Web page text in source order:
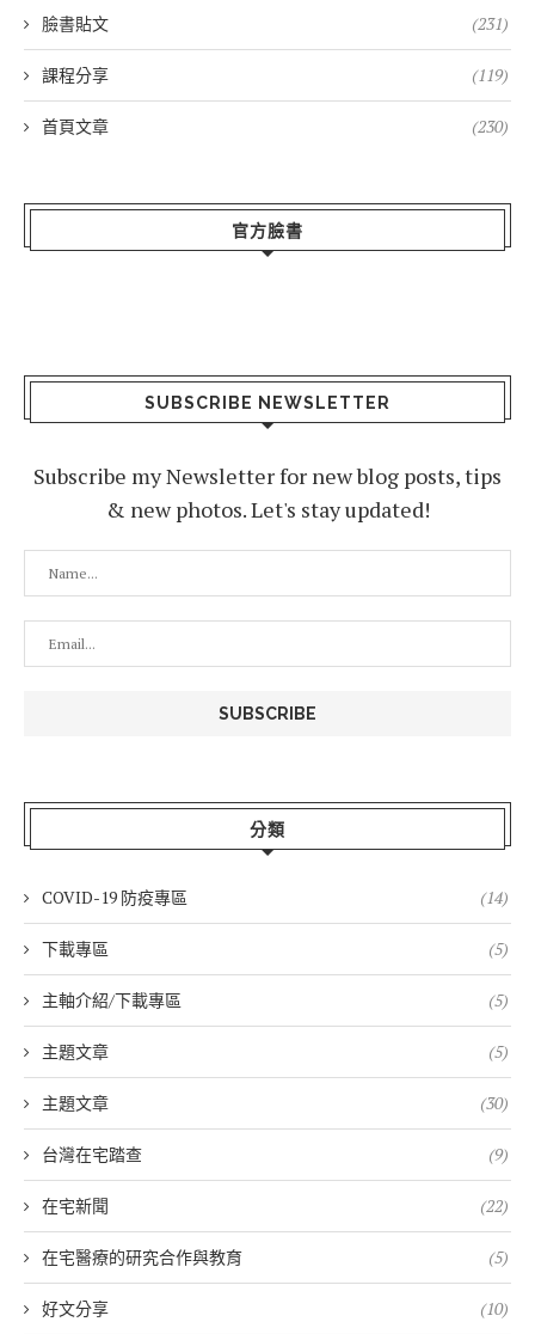
臉書貼文 (231)
課程分享 (119)
首頁文章 (230)
官方臉書
SUBSCRIBE NEWSLETTER
Subscribe my Newsletter for new blog posts, tips
& new photos. Let's stay updated!
分類
COVID-19 防疫專區 (14)
下載專區 (5)
主軸介紹/下載專區 (5)
主題文章 (5)
主題文章 (30)
台灣在宅踏查 (9)
在宅新聞 (22)
在宅醫療的研究合作與教育 (5)
好文分享 (10)